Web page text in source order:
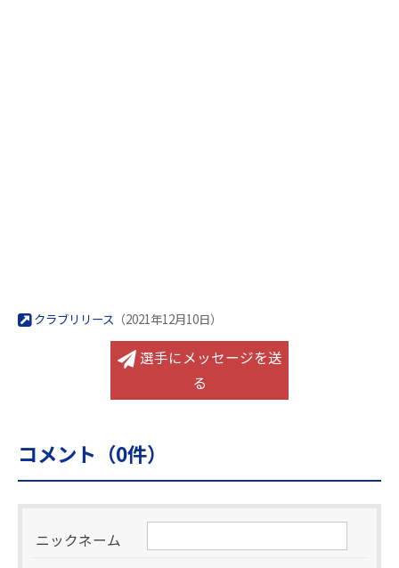
クラブリリース （2021年12月10日）
選手にメッセージを送
る
コメント（0件）
ニックネーム